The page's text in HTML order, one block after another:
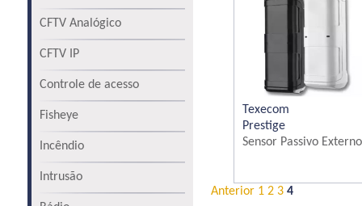
CFTV Analógico
CFTV IP
Controle de acesso
Fisheye
Incêndio
Intrusão
Texecom
Prestige
Sensor Passivo
Anterior 1 2 3 4